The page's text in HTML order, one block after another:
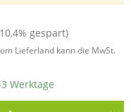
gespart)
Lieferland kann die MwSt.
Werktage